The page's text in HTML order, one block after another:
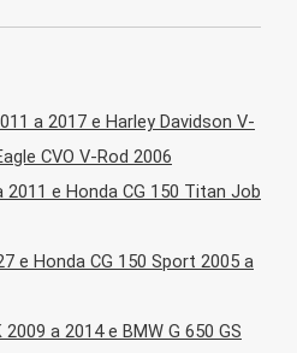
a 2017 e Harley Davidson V-
CVO V-Rod 2006
2011 e Honda CG 150 Titan Job
e Honda CG 150 Sport 2005 a
a 2014 e BMW G 650 GS